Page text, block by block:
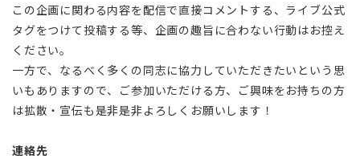
この企画に関わる内容を配信で直接コメントする、ライブ公式
タグをつけて投稿する等、企画の趣旨に合わない行動はお控え
ください。
一方で、なるべく多くの同志に協力していただきたいという思
いもありますので、ご参加いただける方、ご興味をお持ちの方
は拡散・宣伝も是非是非よろしくお願いします！
連絡先